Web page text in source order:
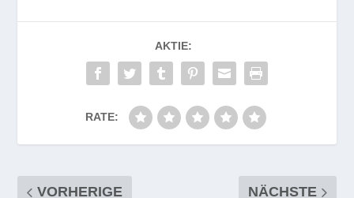
AKTIE:
RATE:
VORHERIGE NÄCHSTE